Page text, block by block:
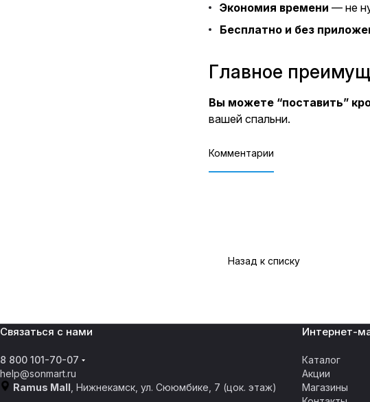
Экономия времени — не
Бесплатно и без
Главное
Вы можете “поставить”
вашей спальни.
Комментарии
Назад к списку
Связаться с нами
8 800 101-70-07
help@sonmart.ru
Ramus Mall , Нижнекамск, ул. Сююмбике, 7 (цок. этаж)
Интернет-
Каталог
Акции
Магазины